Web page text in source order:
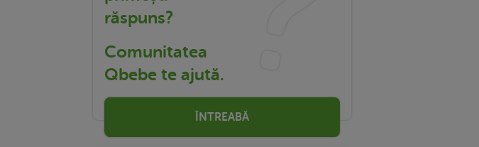
răspuns?
Comunitatea
Qbebe te ajută.
ÎNTREABĂ